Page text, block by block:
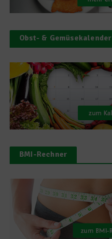
Obst- & Gemüsekalender
BMI-Rechner